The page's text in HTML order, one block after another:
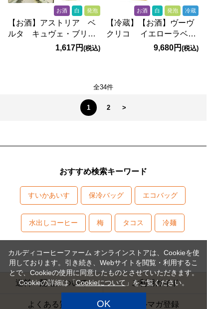
お酒 白 発泡
【お酒】アストリア ベ
ルタ キュヴェ・ブリュ
ット ミレジマート
1,617円(税込)
お酒 白 発泡 冷蔵
【冷蔵】【お酒】ヴーヴ
クリコ イエローラベ
ル フリッジ（白・発
9,680円 (税込)
全34件
1 2 >
おすすめ検索キーワード
すいかあいす 保冷バッグ エコバッグ
水出しコーヒー 梅 タコス 冷麺
送料・配送について ご利用ガイド
よくある質問 メルマガ登録
カルディコーヒーファーム オンラインストアは、Cookieを使
用しております。引き続き、Webサイトを閲覧・利用するこ
とで、Cookieの使用に同意したものとさせていただきます。
Cookieの詳細は「Cookieについて 」をご覧ください。
OK